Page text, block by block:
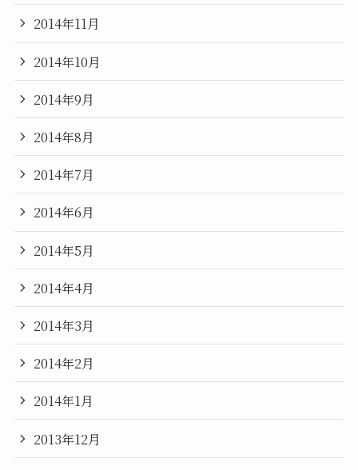
2014年11月
2014年10月
2014年9月
2014年8月
2014年7月
2014年6月
2014年5月
2014年4月
2014年3月
2014年2月
2014年1月
2013年12月